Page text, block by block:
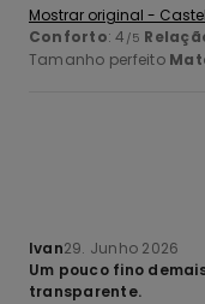
Mostrar original -
Conforto: 4 /5
Tamanho perfeito
Ivan29. Junho 2026
Um pouco fino
transparente.